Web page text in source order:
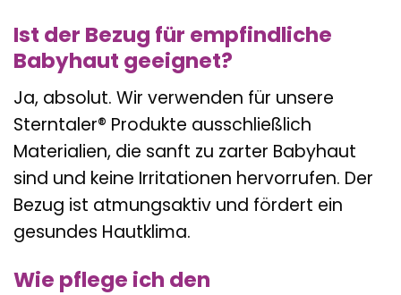
Ist der Bezug für empfindliche
Babyhaut geeignet?
Ja, absolut. Wir verwenden für unsere
Sterntaler® Produkte ausschließlich
Materialien, die sanft zu zarter Babyhaut
sind und keine Irritationen hervorrufen. Der
Bezug ist atmungsaktiv und fördert ein
gesundes Hautklima.
Wie pflege ich den